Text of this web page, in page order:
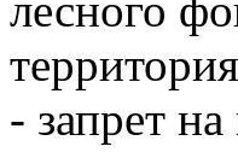
- запрет